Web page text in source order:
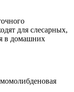
для слесарных,
в домашних